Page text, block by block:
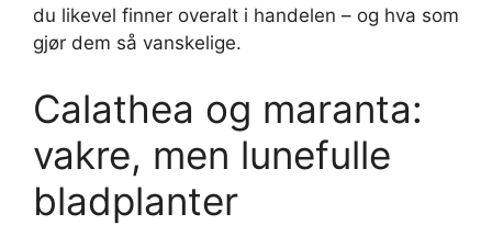
du likevel finner overalt i handelen – og hva som
gjør dem så vanskelige.
Calathea og maranta:
vakre, men lunefulle
bladplanter